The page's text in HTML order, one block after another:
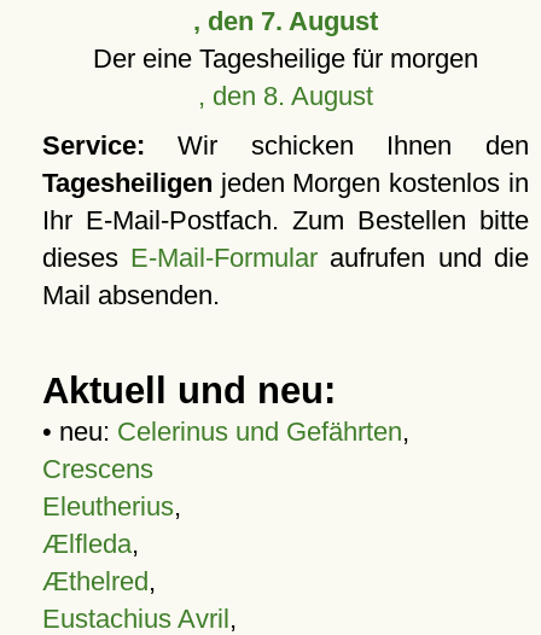
, den 7. August
Der eine Tagesheilige für morgen
, den 8. August
Service: Wir schicken Ihnen den
Tagesheiligen jeden Morgen kostenlos in
Ihr E-Mail-Postfach. Zum Bestellen bitte
dieses E-Mail-Formular aufrufen und die
Mail absenden.
Aktuell und neu:
• neu: Celerinus und Gefährten,
Crescens
Eleutherius,
Ælfleda,
Æthelred,
Eustachius Avril,